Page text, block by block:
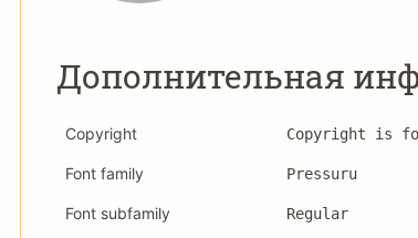
Дополнительная
Copyright Copyright is
Font family Pressuru
Font subfamily Regular